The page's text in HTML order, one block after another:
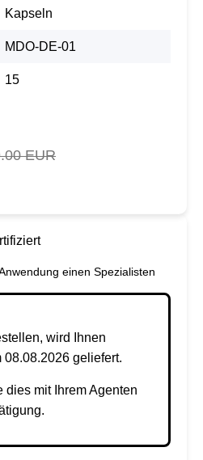
Kapseln
MDO-DE-01
15
EUR
einen Spezialisten
wird Ihnen
geliefert.
dies mit Ihrem Agenten